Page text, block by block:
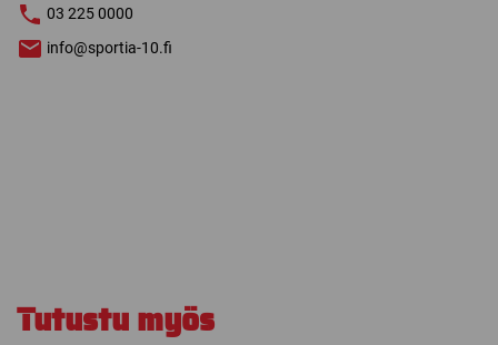
03 225 0000
info@sportia-10.fi
Tutustu myös